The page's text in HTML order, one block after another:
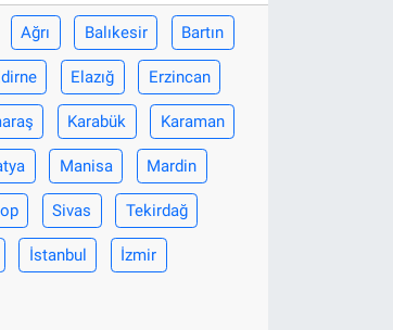
Ağrı Balıkesir Bartın
Elazığ Erzincan
Karabük Karaman
Manisa Mardin
Sivas Tekirdağ
İstanbul İzmir